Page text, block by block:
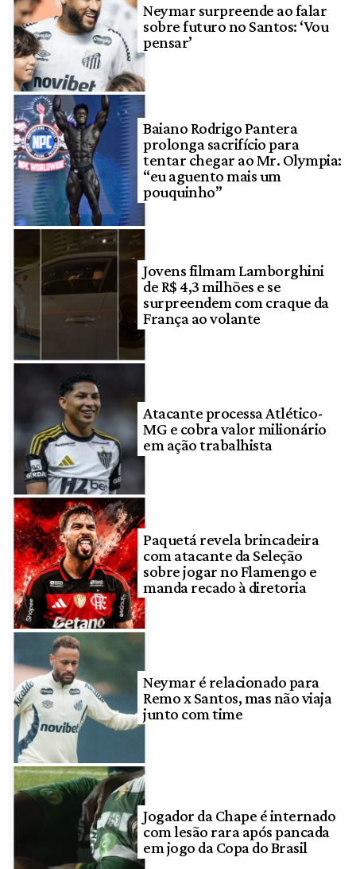
Neymar surpreende ao falar
sobre futuro no Santos: ‘Vou
pensar’
Baiano Rodrigo Pantera
prolonga sacrifício para
tentar chegar ao Mr. Olympia:
“eu aguento mais um
pouquinho”
Jovens filmam Lamborghini
de R$ 4,3 milhões e se
surpreendem com craque da
França ao volante
Atacante processa Atlético-
MG e cobra valor milionário
em ação trabalhista
Paquetá revela brincadeira
com atacante da Seleção
sobre jogar no Flamengo e
manda recado à diretoria
Neymar é relacionado para
Remo x Santos, mas não viaja
junto com time
Jogador da Chape é internado
com lesão rara após pancada
em jogo da Copa do Brasil